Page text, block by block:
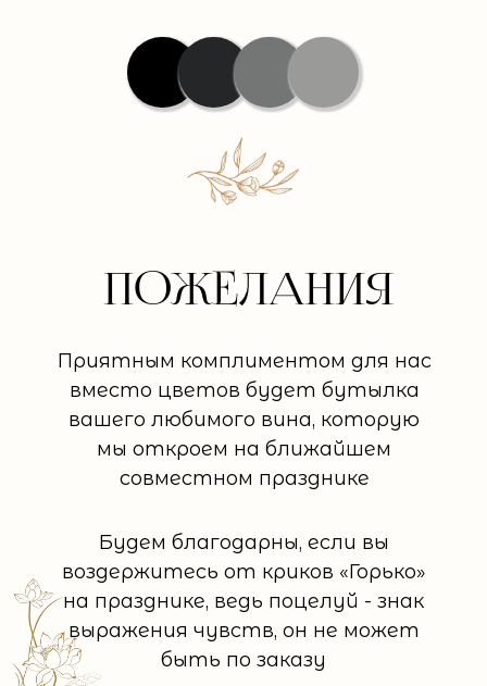
ПОЖЕЛАНИя
Приятным комплиментом для нас
вместо цветов будет бутылка
вашего любимого вина, которую
мы откроем на ближайшем
совместном празднике
Будем благодарны, если вы
воздержитесь от криков «Горько»
на празднике, ведь поцелуй - знак
выражения чувств, он не может
быть по заказу